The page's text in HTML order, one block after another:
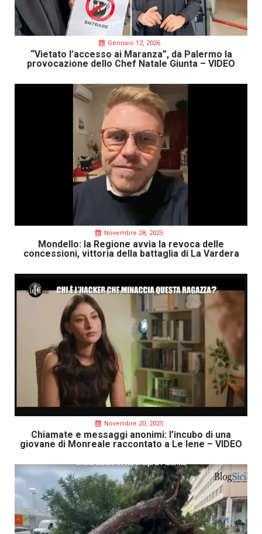
Gennaio 12, 2026
“Vietato l’accesso ai Maranza”, da Palermo la
provocazione dello Chef Natale Giunta – VIDEO
Novembre 28, 2025
Mondello: la Regione avvia la revoca delle
concessioni, vittoria della battaglia di La Vardera
Novembre 20, 2025
Chiamate e messaggi anonimi: l’incubo di una
giovane di Monreale raccontato a Le Iene – VIDEO